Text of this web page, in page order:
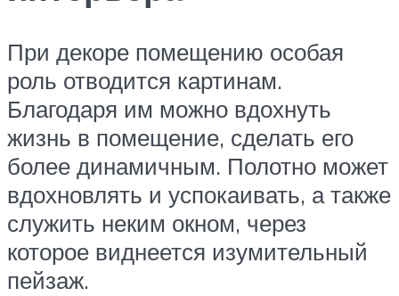
При декоре помещению особая
роль отводится картинам.
Благодаря им можно вдохнуть
жизнь в помещение, сделать его
более динамичным. Полотно может
вдохновлять и успокаивать, а также
служить неким окном, через
которое виднеется изумительный
пейзаж.